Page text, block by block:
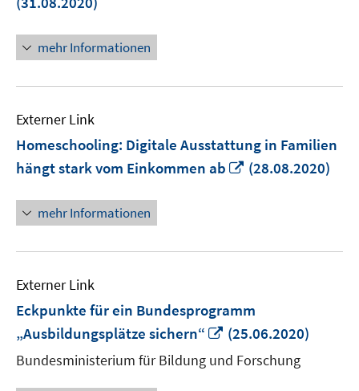
mehr Informationen
Externer Link
Homeschooling: Digitale Ausstattung in Familien
hängt stark vom Einkommen ab
In
(28.08.2020)
mehr Informationen
Externer Link
Eckpunkte für ein Bundesprogramm
„Ausbildungsplätze sichern“
In
neuem
Fenster
(25.06.2020)
Bundesministerium für Bildung und Forschung